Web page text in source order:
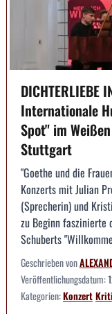
DICHTERLIEBE
Internationale
Spot" im
Stuttgart
"Goethe und die
Konzerts mit Julian
(Sprecherin) und
zu Beginn faszinierte
Schuberts
Geschrieben von
Veröffentlichungsdatum:
Kategorien:Konzert